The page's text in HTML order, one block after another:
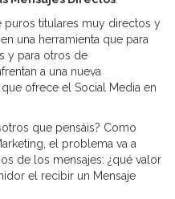
puros titulares muy directos y
una herramienta que para
y para otros de
a una nueva
ofrece el Social Media en
que pensáis? Como
el problema va a
de los mensajes: ¿qué valor
el recibir un Mensaje